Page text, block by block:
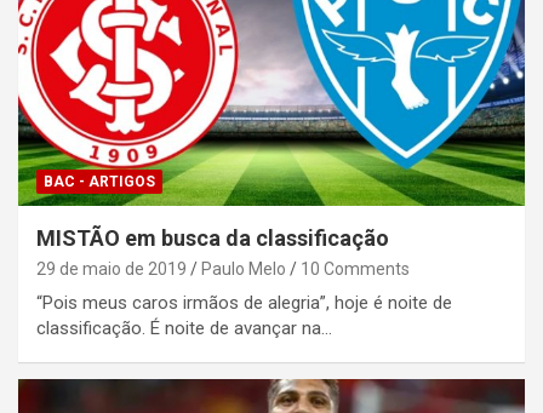
BAC - ARTIGOS
MISTÃO em busca da classificação
29 de maio de 2019 Paulo Melo 10 Comments
“Pois meus caros irmãos de alegria”, hoje é noite de
classificação. É noite de avançar na…